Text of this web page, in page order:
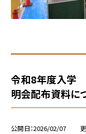
令和8年度入学
明会配布資料に
公開日 2026/02/07